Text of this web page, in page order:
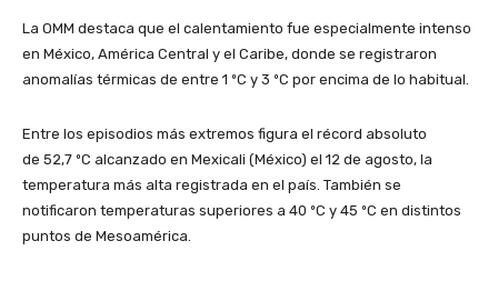
La OMM destaca que el calentamiento fue especialmente intenso
en México, América Central y el Caribe, donde se registraron
anomalías térmicas de entre 1 ºC y 3 ºC por encima de lo habitual.
Entre los episodios más extremos figura el récord absoluto
de 52,7 ºC alcanzado en Mexicali (México) el 12 de agosto, la
temperatura más alta registrada en el país. También se
notificaron temperaturas superiores a 40 ºC y 45 ºC en distintos
puntos de Mesoamérica.